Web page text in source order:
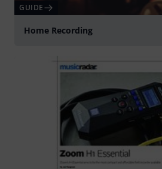
GUIDE
Home Recording